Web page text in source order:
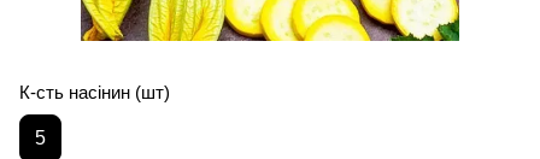
К-сть насінин (шт)
5